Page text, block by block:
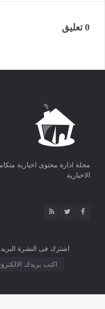
0 تعليق
مجلة ادارة محتوى اخبارية
الاخبارية
اشترك فى النشرة